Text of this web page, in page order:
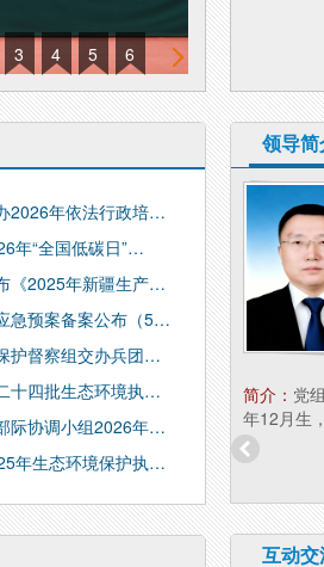
奋力实现“十
3 4 5 6
2026年依法行政培…
年“全国低碳日”…
《2025年新疆生产…
急预案备案公布（5…
护督察组交办兵团…
十四批生态环境执…
际协调小组2026年…
年生态环境保护执…
领导简
职务：一级巡视员
，汉族，1967年5月生，大
共党员。
简介： 党
年12月生
互动交